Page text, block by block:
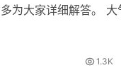
为大家详细解答。 大
1.3K